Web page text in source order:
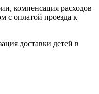
компенсация расходов
с оплатой проезда к
доставки детей в